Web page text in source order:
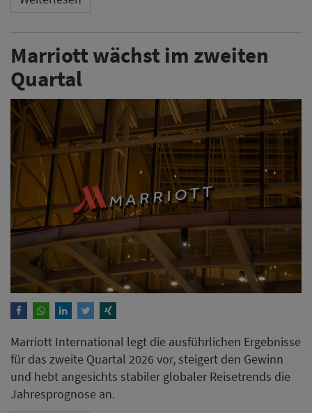
Marriott wächst im zweiten
Quartal
Marriott International legt die ausführlichen Ergebnisse
für das zweite Quartal 2026 vor, steigert den Gewinn
und hebt angesichts stabiler globaler Reisetrends die
Jahresprognose an.